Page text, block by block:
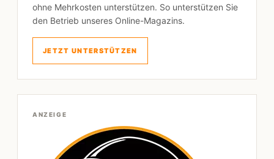
ohne Mehrkosten unterstützen. So unterstützen Sie
den Betrieb unseres Online-Magazins.
JETZT UNTERSTÜTZEN
ANZEIGE